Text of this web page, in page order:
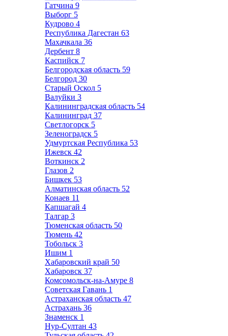
Гатчина 9
Выборг 5
Кудрово 4
Республика Дагестан 63
Махачкала 36
Дербент 8
Каспийск 7
Белгородская область 59
Белгород 30
Старый Оскол 5
Валуйки 3
Калининградская область 54
Калининград 37
Светлогорск 5
Зеленоградск 5
Удмуртская Республика 53
Ижевск 42
Воткинск 2
Глазов 2
Бишкек 53
Алматинская область 52
Конаев 11
Капшагай 4
Талгар 3
Тюменская область 50
Тюмень 42
Тобольск 3
Ишим 1
Хабаровский край 50
Хабаровск 37
Комсомольск-на-Амуре 8
Советская Гавань 1
Астраханская область 47
Астрахань 36
Знаменск 1
Нур-Султан 43